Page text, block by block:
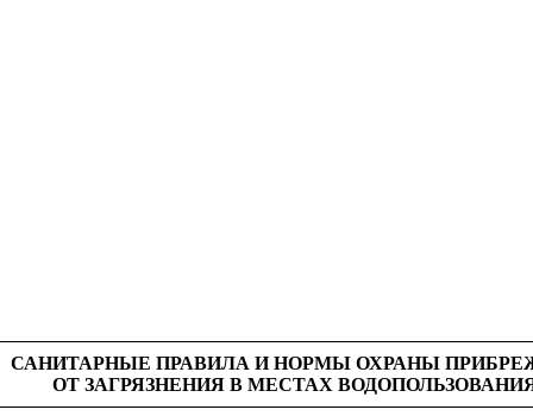
САНИТАРНЫЕ ПРАВИЛА И НОРМЫ ОХРАНЫ
ОТ ЗАГРЯЗНЕНИЯ В МЕСТАХ